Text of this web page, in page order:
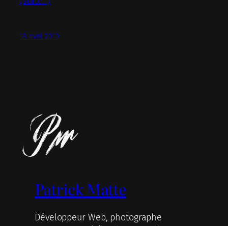
18 avril 2010
Patrick Matte
Développeur Web, photographe